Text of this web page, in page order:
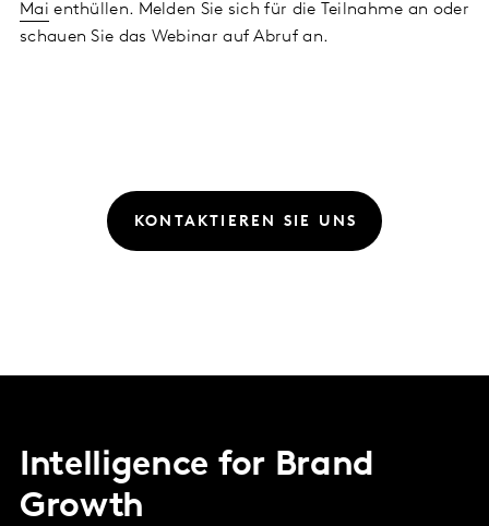
Mai enthüllen. Melden Sie sich für die Teilnahme an oder
schauen Sie das Webinar auf Abruf an.
KONTAKTIEREN SIE UNS
Intelligence for Brand
Growth